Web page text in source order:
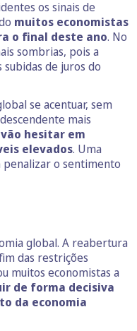
os sinais de
muitos economistas
o final deste ano. No
sombrias, pois a
de juros do
se acentuar, sem
mais
hesitar em
elevados. Uma
o sentimento
global. A reabertura
das restrições
muitos economistas a
de forma decisiva
da economia